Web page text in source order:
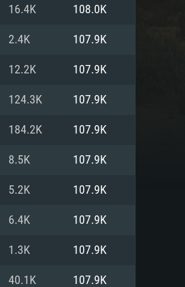
Linux
16.4K 108.0K
2.4K 107.9K
12.2K 107.9K
124.3K 107.9K
184.2K 107.9K
8.5K 107.9K
5.2K 107.9K
6.4K 107.9K
1.3K 107.9K
40.1K 107.9K